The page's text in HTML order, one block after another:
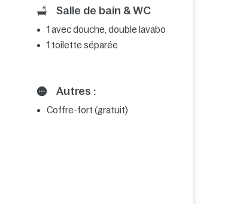
Salle de bain & WC
1 avec douche, double lavabo
1 toilette séparée
Autres :
Coffre-fort (gratuit)